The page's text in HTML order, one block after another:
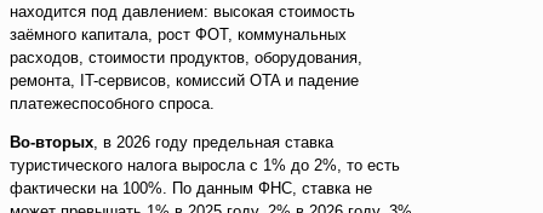
находится под давлением: высокая стоимость
заёмного капитала, рост ФОТ, коммунальных
расходов, стоимости продуктов, оборудования,
ремонта, IT-сервисов, комиссий OTA и падение
платежеспособного спроса.
Во-вторых , в 2026 году предельная ставка
туристического налога выросла с 1% до 2%, то есть
фактически на 100%. По данным ФНС, ставка не